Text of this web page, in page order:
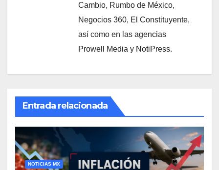
Cambio, Rumbo de México,
Negocios 360, El Constituyente,
así como en las agencias
Prowell Media y NotiPress.
Entrada relacionada
NOTICIAS MX